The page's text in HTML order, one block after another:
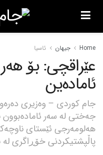
Home جیهان ئاسیا
عێراقچی: بۆ
ئامادەین
جام کوردی – وەزیری
جەختی لە سەر ئامادەبوون
هەلومەرجی ئێستای
پاڵپشتیکردنی خۆڕاگری لە